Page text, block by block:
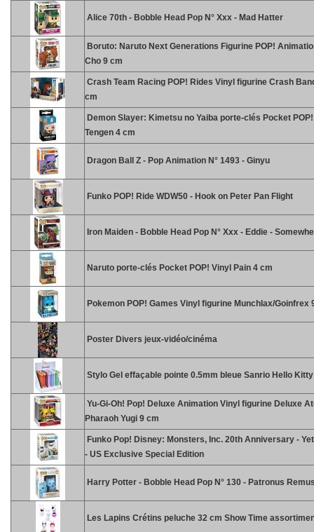
Alice 70th - Bobble Head Pop N° Xxx - Mad Hatter
Boruto: Naruto Next Generations Figurine POP!
Cho 9 cm
Crash Team Racing POP! Rides Vinyl figurine Crash
cm
Demon Slayer: Kimetsu no Yaiba porte-clés Pocket
Tengen 4 cm
Dragon Ball Z - Pop Animation N° 1493 - Ginyu
Funko POP! Ride WDW50 - Hook on Peter Pan Flight
Iron Maiden - Bobble Head Pop N° Xxx - Eddie -
Naruto porte-clés Pocket POP! Vinyl Pain 4 cm
Pokemon POP! Games Vinyl figurine Munchlax/Goinfrex
Poster Divers jeux-vidéo/cinéma
Stylo Gel effaçable pointe 0.5mm bleue Sanrio Hello
Yu-Gi-Oh! Pop! Deluxe Animation Vinyl figurine Deluxe
Pharaoh Yugi 9 cm
Funko Pop! Disney: Monsters, Inc. 20th Anniversary -
- US Exclusive Special Edition
Harry Potter - Bobble Head Pop N° 130 - Patronus
Les Lapins Crétins peluche 32 cm Show Time